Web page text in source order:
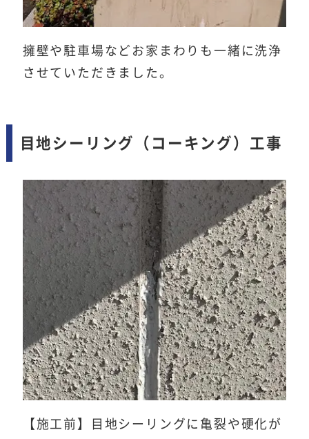
擁壁や駐車場などお家まわりも一緒に洗浄
させていただきました。
目地シーリング（コーキング）工事
【施工前】目地シーリングに亀裂や硬化が